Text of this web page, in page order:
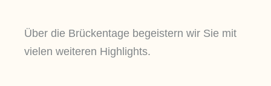
Über die Brückentage begeistern wir Sie mit
vielen weiteren Highlights.